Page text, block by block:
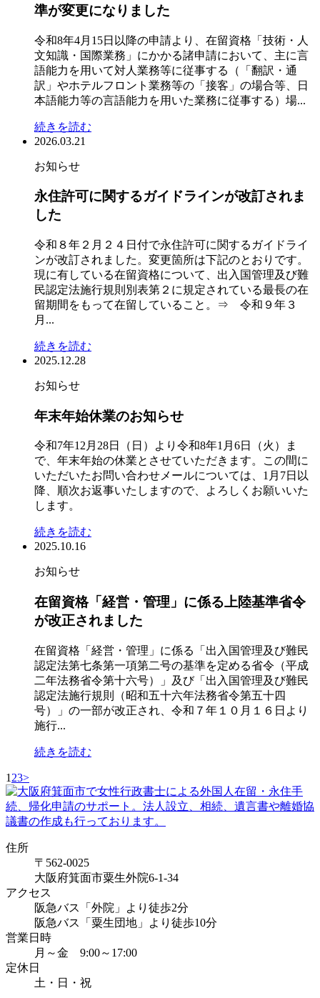
準が変更になりました
令和8年4月15日以降の申請より、在留資格「技術・人
文知識・国際業務」にかかる諸申請において、主に言
語能力を用いて対人業務等に従事する（「翻訳・通
訳」やホテルフロント業務等の「接客」の場合等、日
本語能力等の言語能力を用いた業務に従事する）場...
続きを読む
2026.03.21
お知らせ
永住許可に関するガイドラインが改訂されま
した
令和８年２月２４日付で永住許可に関するガイドライ
ンが改訂されました。変更箇所は下記のとおりです。
現に有している在留資格について、出入国管理及び難
民認定法施行規則別表第２に規定されている最長の在
留期間をもって在留していること。⇒ 令和９年３
月...
続きを読む
2025.12.28
お知らせ
年末年始休業のお知らせ
令和7年12月28日（日）より令和8年1月6日（火）ま
で、年末年始の休業とさせていただきます。この間に
いただいたお問い合わせメールについては、1月7日以
降、順次お返事いたしますので、よろしくお願いいた
します。
続きを読む
2025.10.16
お知らせ
在留資格「経営・管理」に係る上陸基準省令
が改正されました
在留資格「経営・管理」に係る「出入国管理及び難民
認定法第七条第一項第二号の基準を定める省令（平成
二年法務省令第十六号）」及び「出入国管理及び難民
認定法施行規則（昭和五十六年法務省令第五十四
号）」の一部が改正され、令和７年１０月１６日より
施行...
続きを読む
1 23>
住所
〒562-0025
大阪府箕面市粟生外院6-1-34
アクセス
阪急バス「外院」より徒歩2分
阪急バス「粟生団地」より徒歩10分
営業日時
月～金 9:00～17:00
定休日
土・日・祝